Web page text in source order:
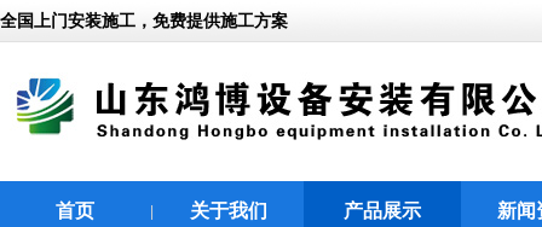
全国上门安装施工，免费提供施工方案
首页 关于我们 产品展示 新闻